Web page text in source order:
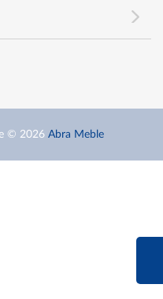
© 2026 Abra Meble